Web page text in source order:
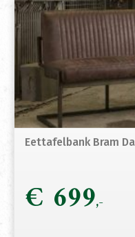
Eettafelbank Bram
€ 699